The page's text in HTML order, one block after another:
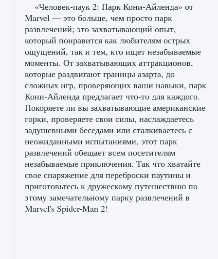
«Человек-паук 2: Парк Кони-Айленда» от
Marvel — это больше, чем просто парк
развлечений; это захватывающий опыт,
который понравится как любителям острых
ощущений, так и тем, кто ищет незабываемые
моменты. От захватывающих аттракционов,
которые раздвигают границы азарта, до
сложных игр, проверяющих ваши навыки, парк
Кони-Айленда предлагает что-то для каждого.
Покоряете ли вы захватывающие американские
горки, проверяете свои силы, наслаждаетесь
задушевными беседами или сталкиваетесь с
неожиданными испытаниями, этот парк
развлечений обещает всем посетителям
незабываемые приключения. Так что хватайте
свое снаряжение для переброски паутины и
приготовьтесь к дружескому путешествию по
этому замечательному парку развлечений в
Marvel's Spider-Man 2!